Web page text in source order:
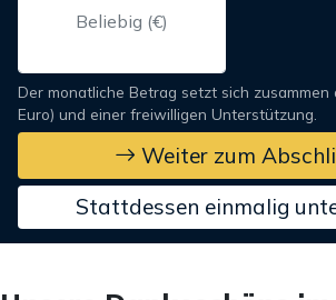
Der monatliche Betrag setzt sich zusammen
Euro) und einer freiwilligen Unterstützung.
Weiter zum
Stattdessen einmalig